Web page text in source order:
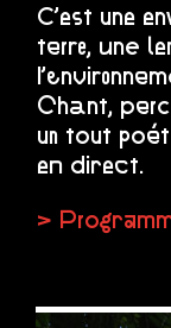
C’est une
terre, une
Chant,
un tout
en direct.
>